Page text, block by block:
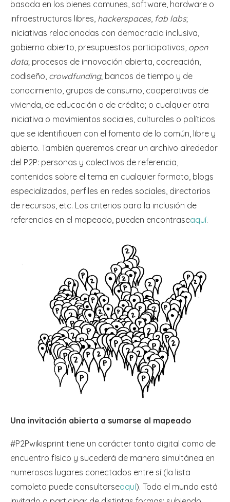
basada en los bienes comunes, software, hardware o
infraestructuras libres, hackerspaces fab labs;
iniciativas relacionadas con democracia inclusiva,
gobierno abierto, presupuestos participativos, open
data; procesos de innovación abierta, cocreación,
codiseño, crowdfunding; bancos de tiempo y de
conocimiento, grupos de consumo, cooperativas de
vivienda, de educación o de crédito; o cualquier otra
iniciativa o movimientos sociales, culturales o políticos
que se identifiquen con el fomento de lo común, libre y
abierto. También queremos crear un archivo alrededor
del P2P: personas y colectivos de referencia,
contenidos sobre el tema en cualquier formato, blogs
especializados, perfiles en redes sociales, directorios
de recursos, etc. Los criterios para la inclusión de
referencias en el mapeado, pueden encontraseaquí.
Una invitación abierta a sumarse al mapeado
#P2Pwikisprint tiene un carácter tanto digital como de
encuentro físico y sucederá de manera simultánea en
numerosos lugares conectados entre sí (la lista
completa puede consultarseaquí). Todo el mundo está